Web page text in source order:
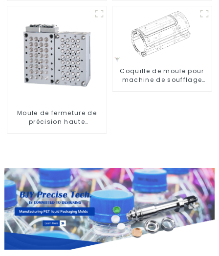
Moule de fermeture de
précision haute
Coquille de moule pour
machine de soufflage